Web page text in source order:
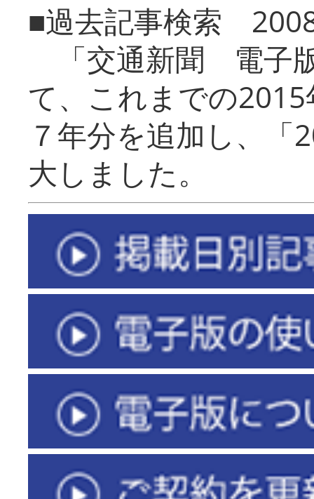
■過去記事検索
「交通新聞 電子
て、これまでの
７年分を追加し、「
大しまし